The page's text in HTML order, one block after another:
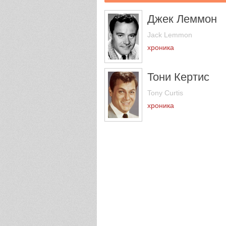
Джек Леммон
Jack Lemmon
хроника
Тони Кертис
Tony Curtis
хроника